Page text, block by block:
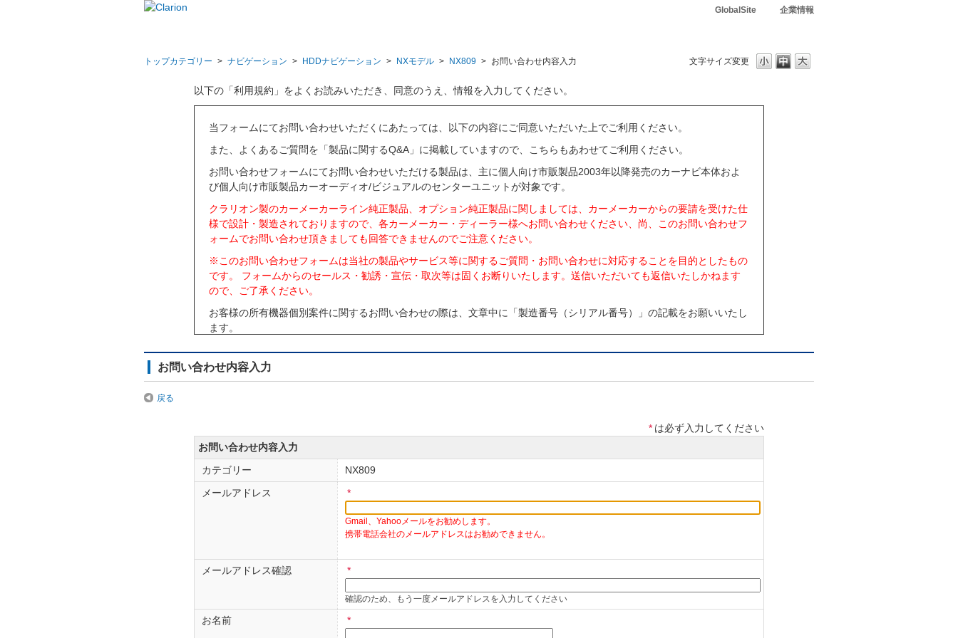
GlobalSite 企業情報
文字サイズ変更
トップカテゴリー > ナビゲーション > HDDナビゲーション > NXモデル > NX809 > お問い合わせ内容入力
以下の「利用規約」をよくお読みいただき、同意のうえ、情報を入力してください。
当フォームにてお問い合わせいただくにあたっては、以下の内容にご同意いただいた上でご利用ください。
また、よくあるご質問を「製品に関するQ&A」に掲載していますので、こちらもあわせてご利用ください。
お問い合わせフォームにてお問い合わせいただける製品は、主に個人向け市販製品2003年以降発売のカーナビ本体およ
び個人向け市販製品カーオーディオ/ビジュアルのセンターユニットが対象です。
クラリオン製のカーメーカーライン純正製品、オプション純正製品に関しましては、カーメーカーからの要請を受けた仕
様で設計・製造されておりますので、各カーメーカー・ディーラー様へお問い合わせください、尚、このお問い合わせフ
ォームでお問い合わせ頂きましても回答できませんのでご注意ください。
※このお問い合わせフォームは当社の製品やサービス等に関するご質問・お問い合わせに対応することを目的としたもの
です。 フォームからのセールス・勧誘・宣伝・取次等は固くお断りいたします。送信いただいても返信いたしかねます
ので、ご了承ください。
お客様の所有機器個別案件に関するお問い合わせの際は、文章中に「製造番号（シリアル番号）」の記載をお願いいたし
ます。
「製造番号（シリアル番号）」は、製品に同梱してある保証書か、製品本体貼付ラベル（確認には車両からの取り外しが
必要）に記載、カーナビゲーションの機種によっては指定の操作により画面表示が可能です。
登録製品以外のお問い合わせ（主に2002年以前の製品本体や取付キットなどのアクセサリー、スピーカー、業務用車
載機器など）
ご回答をお急ぎの場合
フォルシアクラリオン・エレクトロニクス株式会社 お客様相談室
TEL：0120-112-140 (土・日・祝日・弊社指定休日を除く/ 9：30～12：00、13：00～17：00)
携帯電話からもご利用頂けます。
FAX：048-601-3807
※FAXでのお問い合わせの際は、必ず返信用のFAX番号をご記入ください。
旧ザナヴィ・インフォマティクス商品につきましても上記へお問い合わせ下さい。
クラリオン製のカーメーカーライン純正製品、オプション純正製品に関しましては、カーメーカーからの要請を受けた仕
お問い合わせ内容入力
戻る
* は必ず入力してください
お問い合わせ内容入力
カテゴリー
NX809
メールアドレス
*
Gmail、Yahooメールをお勧めします。
携帯電話会社のメールアドレスはお勧めできません。
メールアドレス確認 *
確認のため、もう一度メールアドレスを入力してください
お名前 *